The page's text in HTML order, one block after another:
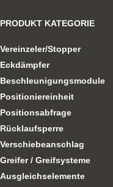
PRODUKT KATEGORIE
Vereinzeler/Stopper
Eckdämpfer
Beschleunigungsmodule
Positioniereinheit
Positionsabfrage
Rücklaufsperre
Verschiebeanschlag
Greifer / Greifsysteme
Ausgleichselemente